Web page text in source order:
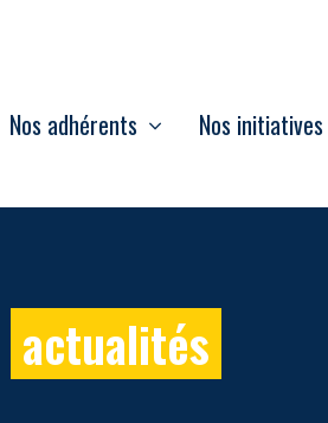
Nos adhérents Nos initiatives
actualités